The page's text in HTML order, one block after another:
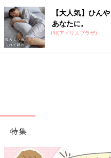
【大人気】ひん
あなたに。
PR(アイリスプラザ)
特集